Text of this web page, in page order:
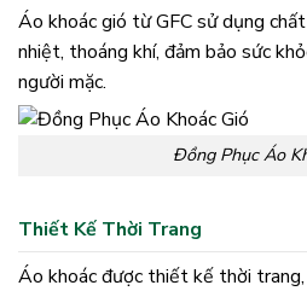
Áo khoác gió từ GFC sử dụng
nhiệt, thoáng khí, đảm bảo sức
người mặc.
Đồng Phục Áo
Thiết Kế Thời Trang
Áo khoác được thiết kế thời trang,